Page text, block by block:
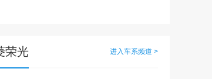
荣光 进入车系频道 >
个视频小于200M